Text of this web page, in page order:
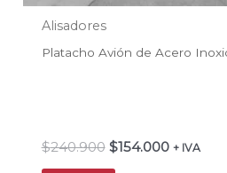
Alisadores
Platacho Avión de Acero
$240.900 $154.000 + IVA